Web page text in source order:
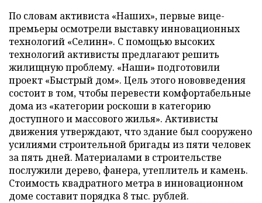
По словам активиста «Наших», первые вице-
премьеры осмотрели выставку инновационных
технологий «Селинн». С помощью высоких
технологий активисты предлагают решить
жилищную проблему. «Наши» подготовили
проект «Быстрый дом». Цель этого нововведения
состоит в том, чтобы перевести комфортабельные
дома из «категории роскоши в категорию
доступного и массового жилья». Активисты
движения утверждают, что здание был сооружено
усилиями строительной бригады из пяти человек
за пять дней. Материалами в строительстве
послужили дерево, фанера, утеплитель и камень.
Стоимость квадратного метра в инновационном
доме составит порядка 8 тыс. рублей.